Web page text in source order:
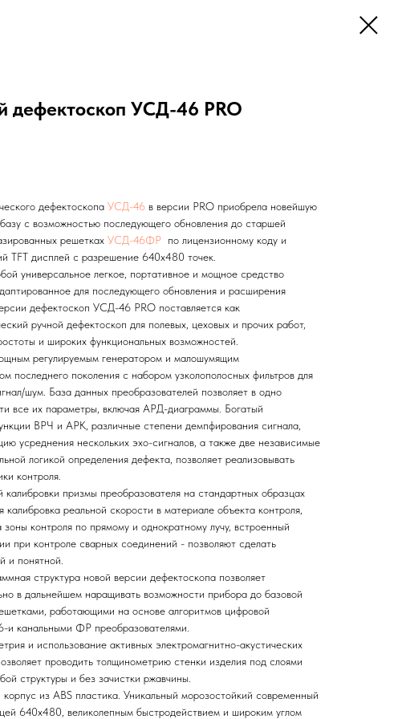
дефектоскоп УСД-46 PRO
дефектоскопа УСД-46 в версии PRO приобрела новейшую
с возможностью последующего обновления до старшей
решетках УСД-46ФР по лицензионному коду и
TFT дисплей с разрешение 640х480 точек.
универсальное легкое, портативное и мощное средство
для последующего обновления и расширения
дефектоскоп УСД-46 PRO поставляется как
ручной дефектоскоп для полевых, цеховых и прочих работ,
и широких функциональных возможностей.
регулируемым генератором и малошумящим
последнего поколения с набором узколополосных фильтров для
шум. База данных преобразователей позволяет в одно
все их параметры, включая АРД-диаграммы. Богатый
ВРЧ и АРК, различные степени демпфирования сигнала,
усреднения нескольких эхо-сигналов, а также две независимые
логикой определения дефекта, позволяет реализовывать
контроля.
призмы преобразователя на стандартных образцах
калибровка реальной скорости в материале объекта контроля,
зоны контроля по прямому и однократному лучу, встроенный
при контроле сварных соединений - позволяют сделать
и понятной.
структура новой версии дефектоскопа позволяет
в дальнейшем наращивать возможности прибора до базовой
работающими на основе алгоритмов цифровой
и канальными ФР преобразователями.
и использование активных электромагнитно-акустических
проводить толщинометрию стенки изделия под слоями
структуры и без зачистки ржавчины.
из ABS пластика. Уникальный морозостойкий современный
640х480, великолепным быстродействием и широким углом